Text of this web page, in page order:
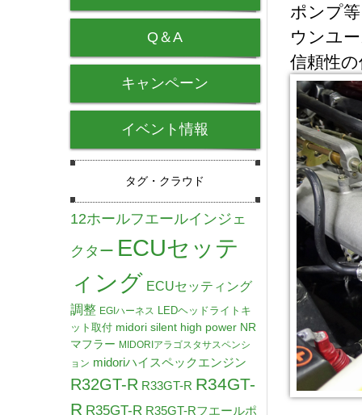
ポンプ
ウンユ
信頼性
Q＆A
キャンペーン
イベント情報
タグ・クラウド
12ホールフエールインジェ
クター ECUセッテ
ィング ECUセッティング
調整 EGIハーネス LEDヘッドライトキ
ット取付 midori silent high power NR
マフラー MIDORIアラゴスタサスペンシ
ョン midoriハイスペックエンジン
R32GT-R R33GT-R R34GT-
R R35GT-R R35GT-Rフエールポ